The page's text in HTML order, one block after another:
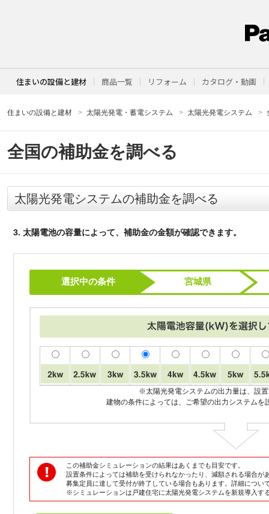
住まいの設備と建材 商品一覧 リフォーム カタログ・動画
住まいの設備と建材 太陽光発電・蓄電システム 太陽光発電システム
全国の補助金を調べる
太陽光発電システムの補助金を調べる
3. 太陽電池の容量によって、補助金の金額が確認できます。
選択中の条件 宮城県
※太陽光発電システムの出力量は、設
建物の条件によっては、ご希望の出力システムを
この補助金シミュレーションの結果はあくまでも目安です。
設置条件によっては補助を受けられなかったり、減額される場合が
募集定員に達して受付が終了している場合もあります。詳細につい
※シミュレーションは戸建住宅に太陽光発電システムを新規導入す